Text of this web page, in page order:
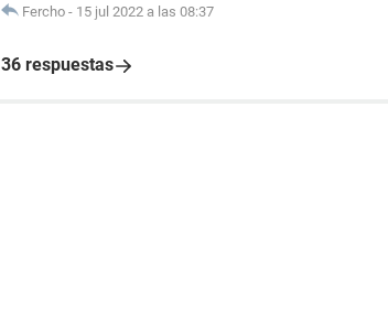
Fercho - 15 jul 2022 a las 08:37
36 respuestas